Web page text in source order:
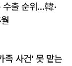
수출 순위…韓·
족 사건' 못 맡는